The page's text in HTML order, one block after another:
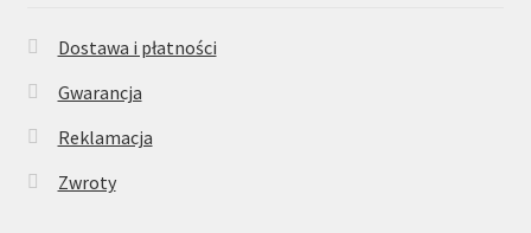
Dostawa i płatności
Gwarancja
Reklamacja
Zwroty